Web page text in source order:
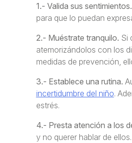
1.- Valida sus sentimientos.
para que lo puedan
2.- Muéstrate tranquilo. Si
atemorizándolos con los
medidas de prevención,
3.- Establece una rutina.
incertidumbre del niño.
estrés.
4.- Presta atención a los
y no querer hablar de